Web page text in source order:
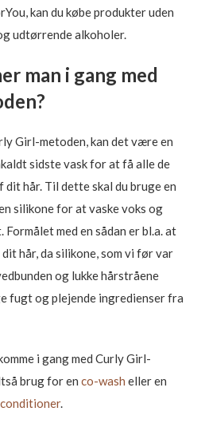
kan du købe produkter uden
udtørrende alkoholer.
man i gang med
Girl-metoden, kan det være en
sidste vask for at få alle de
hår. Til dette skal du bruge en
silikone for at vaske voks og
med en sådan er bl.a. at
hår, da silikone, som vi før var
og lukke hårstråene
fugt og plejende ingredienser fra
i gang med Curly Girl-
brug for en co-wash eller en
conditioner.